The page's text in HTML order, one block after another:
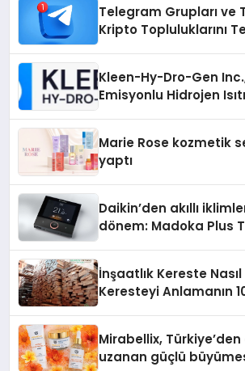
Telegram Grupları ve
Kripto Topluluklarını
Kleen-Hy-Dro-Gen
Emisyonlu Hidrojen
Marie Rose kozmetik
yaptı
Daikin’den akıllı
dönem: Madoka Plus
İnşaatlık Kereste
Keresteyi Anlamanın
Mirabellix,
uzanan güçlü